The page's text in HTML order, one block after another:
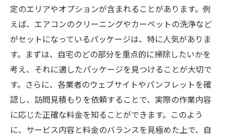
定のエリアやオプションが含まれることがあります。例
えば、エアコンのクリーニングやカーペットの洗浄など
がセットになっているパッケージは、特に人気がありま
す。まずは、自宅のどの部分を重点的に掃除したいかを
考え、それに適したパッケージを見つけることが大切で
す。さらに、各業者のウェブサイトやパンフレットを確
認し、訪問見積もりを依頼することで、実際の作業内容
に応じた正確な料金を知ることができます。このよう
に、サービス内容と料金のバランスを見極めた上で、自